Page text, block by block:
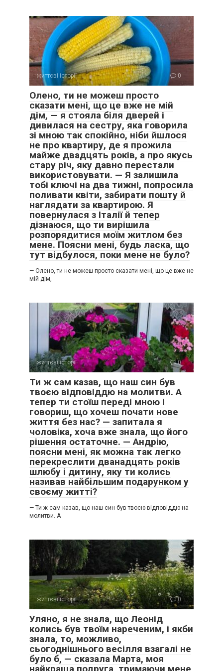
життєві історії 0
Олено, ти не можеш просто
сказати мені, що це вже не мій
дім, — я стояла біля дверей і
дивилася на сестру, яка говорила
зі мною так спокійно, ніби йшлося
не про квартиру, де я прожила
майже двадцять років, а про якусь
стару річ, яку давно перестали
використовувати. — Я залишила
тобі ключі на два тижні, попросила
поливати квіти, забирати пошту й
наглядати за квартирою. Я
повернулася з Італії й тепер
дізнаюся, що ти вирішила
розпорядитися моїм житлом без
мене. Поясни мені, будь ласка, що
тут відбулося, поки мене не було?
— Олено, ти не можеш просто сказати мені, що це вже не
мій дім,
життєві історії 0
Ти ж сам казав, що наш син був
твоєю відповіддю на молитви. А
тепер ти стоїш переді мною і
говориш, що хочеш почати нове
життя без нас? — запитала я
чоловіка, хоча вже знала, що його
рішення остаточне. — Андрію,
поясни мені, як можна так легко
перекреслити дванадцять років
шлюбу і дитину, яку ти колись
називав найбільшим подарунком у
своєму житті?
— Ти ж сам казав, що наш син був твоєю відповіддю на
молитви. А
життєві історії 0
Уляно, я не знала, що Леонід
колись був твоїм нареченим, і якби
знала, то, можливо,
сьогоднішнього весілля взагалі не
було б, — сказала Марта, моя
найкраща подруга, тримаючи мене